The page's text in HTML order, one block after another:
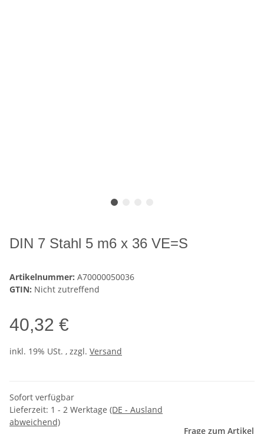
DIN 7 Stahl 5 m6 x 36 VE=S
Artikelnummer: A70000050036
GTIN: Nicht zutreffend
40,32 €
inkl. 19% USt. , zzgl. Versand
Sofort verfügbar
Lieferzeit: 1 - 2 Werktage (DE - Ausland
abweichend)
Frage zum Artikel